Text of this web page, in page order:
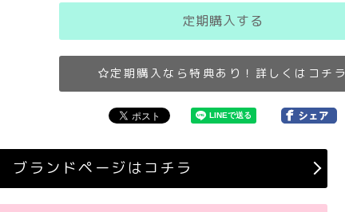
定期購入する
定期購入なら特典あり！詳しくはコチラ
ブランドページはコチラ